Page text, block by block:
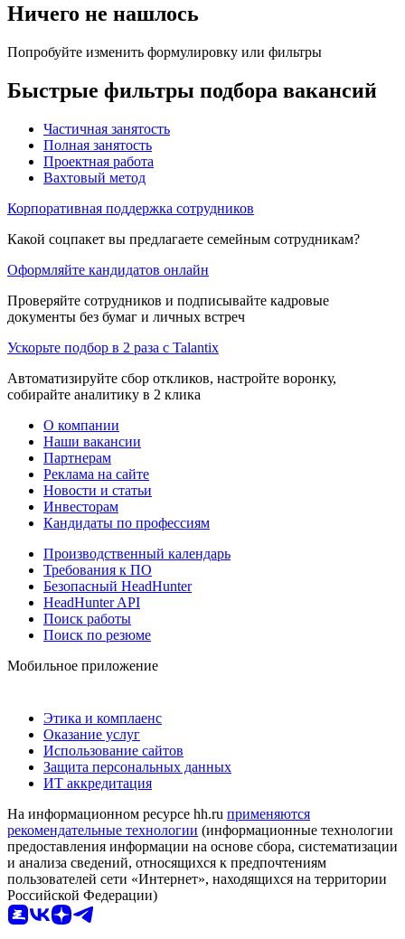
Ничего не нашлось
Попробуйте изменить формулировку или фильтры
Быстрые фильтры подбора вакансий
Частичная занятость
Полная занятость
Проектная работа
Вахтовый метод
Корпоративная поддержка сотрудников
Какой соцпакет вы предлагаете семейным сотрудникам?
Оформляйте кандидатов онлайн
Проверяйте сотрудников и подписывайте кадровые
документы без бумаг и личных встреч
Ускорьте подбор в 2 раза с Talantix
Автоматизируйте сбор откликов, настройте воронку,
собирайте аналитику в 2 клика
О компании
Наши вакансии
Партнерам
Реклама на сайте
Новости и статьи
Инвесторам
Кандидаты по профессиям
Производственный календарь
Требования к ПО
Безопасный HeadHunter
HeadHunter API
Поиск работы
Поиск по резюме
Мобильное приложение
Этика и комплаенс
Оказание услуг
Использование сайтов
Защита персональных данных
ИТ аккредитация
На информационном ресурсе hh.ru применяются
рекомендательные технологии (информационные технологии
предоставления информации на основе сбора, систематизации
и анализа сведений, относящихся к предпочтениям
пользователей сети «Интернет», находящихся на территории
Российской Федерации)